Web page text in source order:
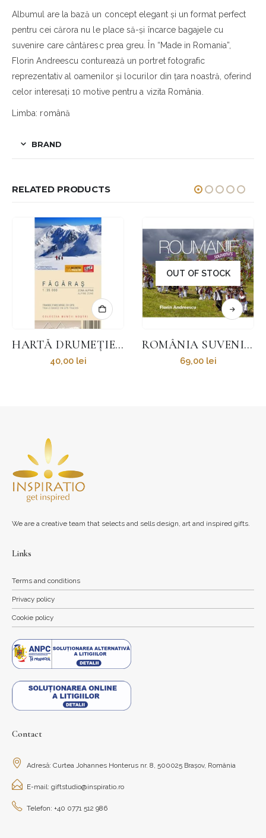
Albumul are la bază un concept elegant și un format perfect
pentru cei cărora nu le place să-și încarce bagajele cu
suvenire care cântăresc prea greu. În “Made in Romania”,
Florin Andreescu conturează un portret fotografic
reprezentativ al oamenilor și locurilor din țara noastră, oferind
celor interesați 10 motive pentru a vizita România.
Limba: română
BRAND
RELATED PRODUCTS
HARTĂ DRUMEȚIE – MUNȚII FĂGĂRAȘ
40,00 lei
OUT OF STOCK
ROMÂNIA SUVENIR – FRANCEZĂ II
69,00 lei
We are a creative team that selects and sells design, art and inspired gifts.
Links
Terms and conditions
Privacy policy
Cookie policy
Contact
Adresă: Curtea Johannes Honterus nr. 8, 500025 Brașov, România
E-mail: giftstudio@inspiratio.ro
Telefon: +40 0771 512 986